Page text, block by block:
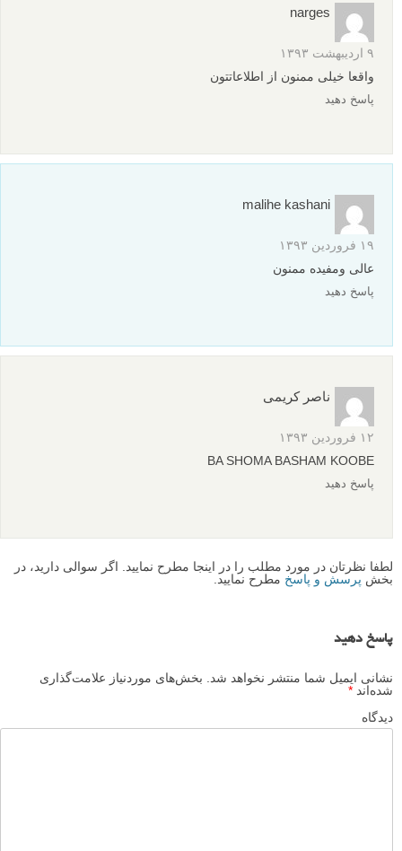
narges
۹ اردیبهشت ۱۳۹۳
واقعا خیلی ممنون از اطلاعاتتون
پاسخ دهید
malihe kashani
۱۹ فروردین ۱۳۹۳
عالی ومفیده ممنون
پاسخ دهید
ناصر کریمی
۱۲ فروردین ۱۳۹۳
BA SHOMA BASHAM KOOBE
پاسخ دهید
لطفا نظرتان در مورد مطلب را در اینجا مطرح نمایید. اگر سوالی دارید، در
بخش پرسش و پاسخ مطرح نمایید.
پاسخ دهید
نشانی ایمیل شما منتشر نخواهد شد.
بخش‌های موردنیاز علامت‌گذاری
شده‌اند *
دیدگاه